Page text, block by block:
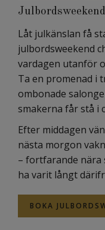
Julbordsweekend
Låt julkänslan få
julbordsweekend
vardagen utanför
Ta en promenad i
ombonade
smakerna får stå i
Efter middagen
nästa morgon
– fortfarande nära
ha varit långt
BOKA